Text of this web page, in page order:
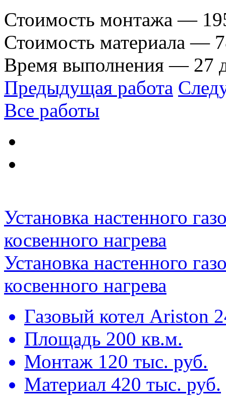
Стоимость монтажа —
Стоимость материала —
Время выполнения — 27
Предыдущая работа
Все работы
Установка настенного
косвенного нагрева
Установка настенного
косвенного нагрева
Газовый котел Ariston
Площадь 200 кв.м.
Монтаж 120 тыс. руб.
Материал 420 тыс. руб.